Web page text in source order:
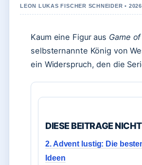
LEON LUKAS FISCHER SCHNEIDER •
Kaum eine Figur aus Game
selbsternannte König von
ein Widerspruch, den die
DIESE BEITRAGE
2. Advent lustig: Die
Ideen